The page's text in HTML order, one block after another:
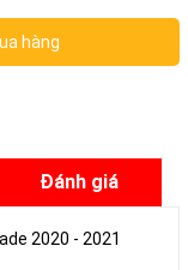
hàng
Đánh giá
2020 - 2021